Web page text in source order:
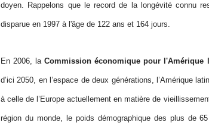
doyen. Rappelons que le record de la longévité connu
disparue en 1997 à l'âge de 122 ans et 164 jours.
En 2006, laCommission économique pour l'Amérique
d’ici 2050, en l’espace de deux générations, l’Amérique
à celle de l’Europe actuellement en matière de
région du monde, le poids démographique des plus de